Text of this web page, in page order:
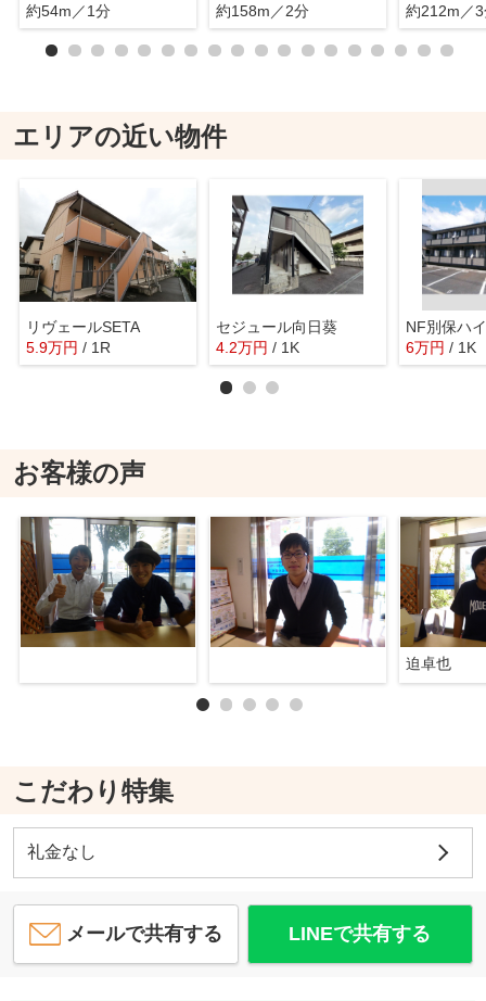
約54m／1分
約158m／2分
約212m／
エリアの近い物件
リヴェールSETA
5.9万円 / 1R
セジュール向日葵
4.2万円 / 1K
NF別保ハ
6万円 / 1K
お客様の声
迫卓也
こだわり特集
礼金なし
メールで共有する LINEで共有する